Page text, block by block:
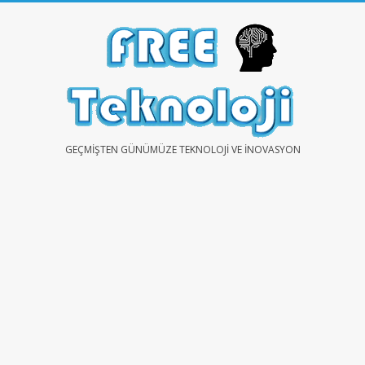
FREEGEÇMIŞTEN GÜNÜMÜZE TEKNOLOJI VE İNOVASYON